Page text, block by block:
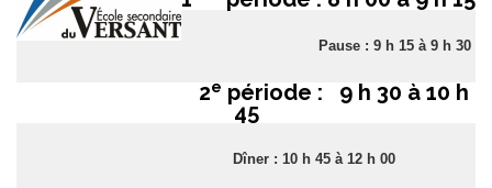
Pause : 9 h 15 à 9 h 30
2e période : 9 h 30 à 10 h
45
Dîner : 10 h 45 à 12 h 00